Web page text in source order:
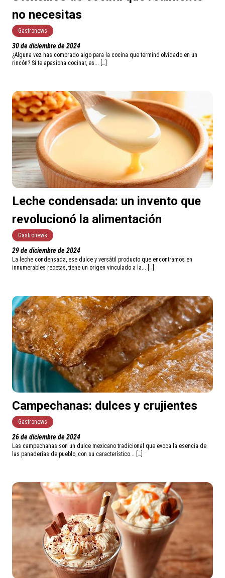
no necesitas
Gastronews
30 de diciembre de 2024
¿Alguna vez has comprado algo para la cocina que terminó olvidado en un
rincón? Si te apasiona cocinar, es... […]
Leche condensada: un invento que
revolucionó la alimentación
Gastronews
29 de diciembre de 2024
La leche condensada, ese dulce y versátil producto que encontramos en
innumerables recetas, tiene un origen vinculado a la... […]
Campechanas: dulces y crujientes
Gastronews
26 de diciembre de 2024
Las campechanas son un dulce mexicano tradicional que evoca la esencia de
las panaderías de pueblo, con su característico... […]